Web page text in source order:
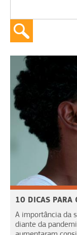
10 DICAS PARA
A importância da
diante da